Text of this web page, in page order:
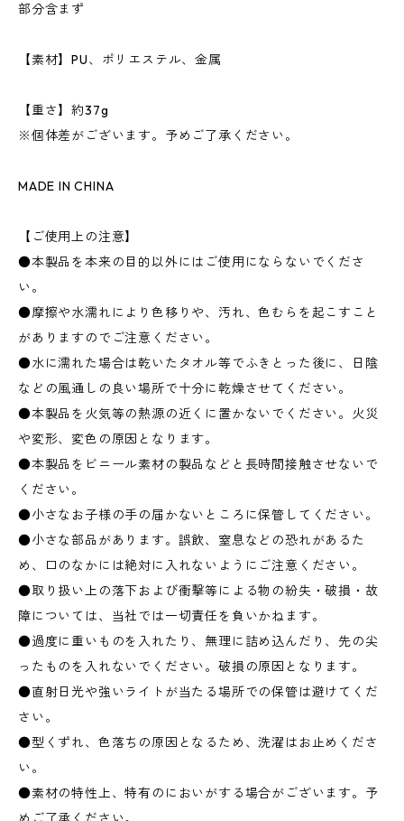
部分含まず
【素材】PU、ポリエステル、金属
【重さ】約37g
※個体差がございます。予めご了承ください。
MADE IN CHINA
【ご使用上の注意】
●本製品を本来の目的以外にはご使用にならないでくださ
い。
●摩擦や水濡れにより色移りや、汚れ、色むらを起こすこと
がありますのでご注意ください。
●水に濡れた場合は乾いたタオル等でふきとった後に、日陰
などの風通しの良い場所で十分に乾燥させてください。
●本製品を火気等の熱源の近くに置かないでください。火災
や変形、変色の原因となります。
●本製品をビニール素材の製品などと長時間接触させないで
ください。
●小さなお子様の手の届かないところに保管してください。
●小さな部品があります。誤飲、窒息などの恐れがあるた
め、口のなかには絶対に入れないようにご注意ください。
●取り扱い上の落下および衝撃等による物の紛失・破損・故
障については、当社では一切責任を負いかねます。
●過度に重いものを入れたり、無理に詰め込んだり、先の尖
ったものを入れないでください。破損の原因となります。
●直射日光や強いライトが当たる場所での保管は避けてくだ
さい。
●型くずれ、色落ちの原因となるため、洗濯はお止めくださ
い。
●素材の特性上、特有のにおいがする場合がございます。予